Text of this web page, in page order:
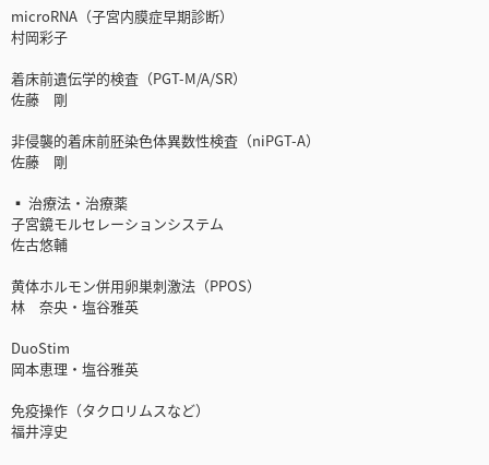
microRNA（子宮内膜症早期診断）
村岡彩子
着床前遺伝学的検査（PGT-M/A/SR）
佐藤 剛
非侵襲的着床前胚染色体異数性検査（niPGT-A）
佐藤 剛
▪ 治療法・治療薬
子宮鏡モルセレーションシステム
佐古悠輔
黄体ホルモン併用卵巣刺激法（PPOS）
林 奈央・塩谷雅英
DuoStim
岡本恵理・塩谷雅英
免疫操作（タクロリムスなど）
福井淳史